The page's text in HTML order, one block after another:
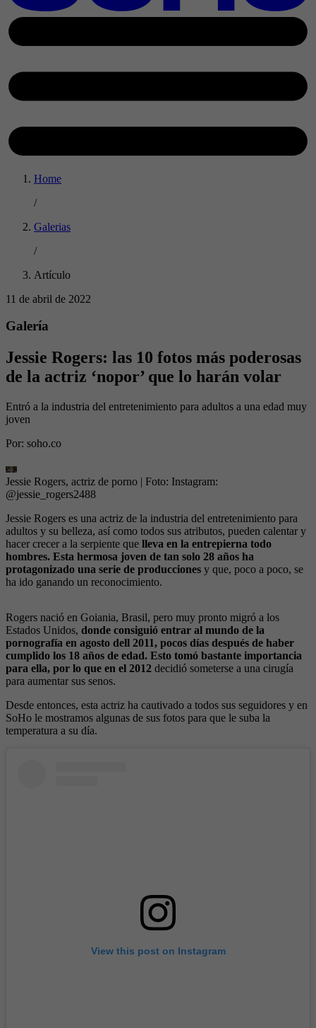
Home
/
Galerias
/
Artículo
11 de abril de 2022
Galería
Jessie Rogers: las 10 fotos más poderosas
de la actriz ‘nopor’ que lo harán volar
Entró a la industria del entretenimiento para adultos a una edad muy
joven
Por: soho.co
Jessie Rogers, actriz de porno | Foto: Instagram:
@jessie_rogers2488
Jessie Rogers es una actriz de la industria del entretenimiento para
adultos y su belleza, así como todos sus atributos, pueden calentar y
hacer crecer a la serpiente que lleva en la entrepierna todo
hombres. Esta hermosa joven de tan solo 28 años ha
protagonizado una serie de producciones y que, poco a poco, se
ha ido ganando un reconocimiento.
Rogers nació en Goiania, Brasil, pero muy pronto migró a los
Estados Unidos, donde consiguió entrar al mundo de la
pornografía en agosto dell 2011, pocos días después de haber
cumplido los 18 años de edad. Esto tomó bastante importancia
para ella, por lo que en el 2012 decidió someterse a una cirugía
para aumentar sus senos.
Desde entonces, esta actriz ha cautivado a todos sus seguidores y en
SoHo le mostramos algunas de sus fotos para que le suba la
temperatura a su día.
View this post on Instagram